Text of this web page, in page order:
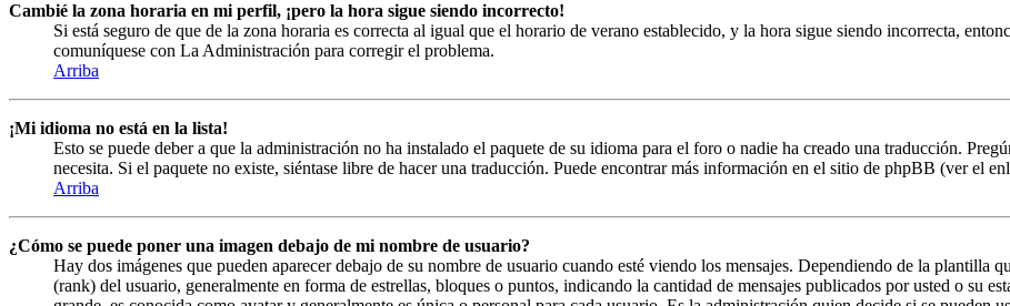
Cambié la zona horaria en mi perfil, ¡pero la hora sigue siendo incorrecto!
Si está seguro de que de la zona horaria es correcta al igual que el horario de verano establecido, y la hora sigue siendo incorrecta,
comuníquese con La Administración para corregir el problema.
Arriba
¡Mi idioma no está en la lista!
Esto se puede deber a que la administración no ha instalado el paquete de su idioma para el foro o nadie ha creado una traducción.
necesita. Si el paquete no existe, siéntase libre de hacer una traducción. Puede encontrar más información en el sitio de phpBB (ver el
Arriba
¿Cómo se puede poner una imagen debajo de mi nombre de usuario?
Hay dos imágenes que pueden aparecer debajo de su nombre de usuario cuando esté viendo los mensajes. Dependiendo de la plantilla
(rank) del usuario, generalmente en forma de estrellas, bloques o puntos, indicando la cantidad de mensajes publicados por usted o su